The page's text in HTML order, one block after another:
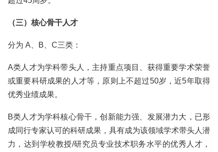
（三）核心骨干人才
分为 A、B、C三类：
A类人才为学科带头人，主持重点项目、获得重要学术荣誉
或重要科研成果的人才等，原则上不超过50岁，近5年取得
优秀业绩成果。
B类人才为学科核心骨干，创新能力强、发展潜力大，已形
成同行专家认可的科研成果，具有成为该领域学术带头人潜
力，达到学校教授/研究员专业技术职务水平的优秀人才，